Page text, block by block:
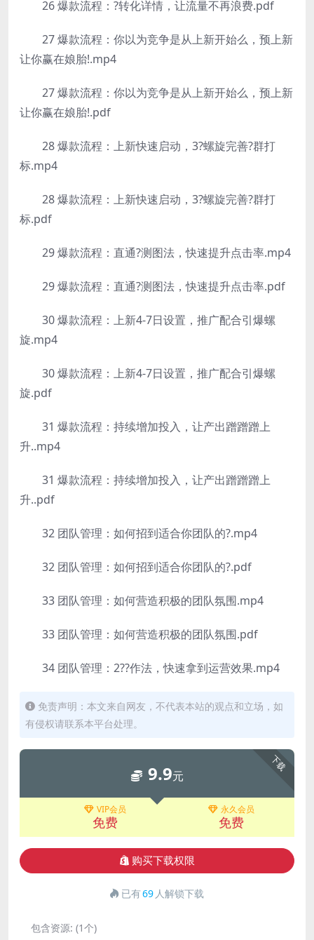
26 爆款流程：?转化详情，让流量不再浪费.pdf
27 爆款流程：你以为竞争是从上新开始么，预上新
让你赢在娘胎!.mp4
27 爆款流程：你以为竞争是从上新开始么，预上新
让你赢在娘胎!.pdf
28 爆款流程：上新快速启动，3?螺旋完善?群打
标.mp4
28 爆款流程：上新快速启动，3?螺旋完善?群打
标.pdf
29 爆款流程：直通?测图法，快速提升点击率.mp4
29 爆款流程：直通?测图法，快速提升点击率.pdf
30 爆款流程：上新4-7日设置，推广配合引爆螺
旋.mp4
30 爆款流程：上新4-7日设置，推广配合引爆螺
旋.pdf
31 爆款流程：持续增加投入，让产出蹭蹭蹭上
升..mp4
31 爆款流程：持续增加投入，让产出蹭蹭蹭上
升..pdf
32 团队管理：如何招到适合你团队的?.mp4
32 团队管理：如何招到适合你团队的?.pdf
33 团队管理：如何营造积极的团队氛围.mp4
33 团队管理：如何营造积极的团队氛围.pdf
34 团队管理：2??作法，快速拿到运营效果.mp4
免责声明：本文来自网友，不代表本站的观点和立场，如
有侵权请联系本平台处理。
下载
9.9元
VIP会员
免费
永久会员
免费
购买下载权限
已有69 人解锁下载
包含资源: (1个)